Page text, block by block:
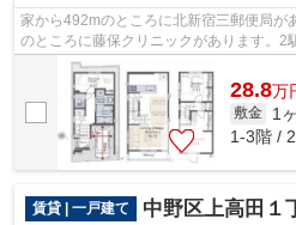
家から492mのところに北新宿三郵便局が
のところに藤保クリニックがあります。2
一戸建てです。築4年の築浅物件。新宿区...
28.8万
敷金 1
1-3階 /
賃貸 | 一戸建て 中野区上高田１